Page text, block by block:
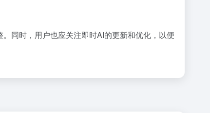
同时，用户也应关注即时AI的更新和优化，以便